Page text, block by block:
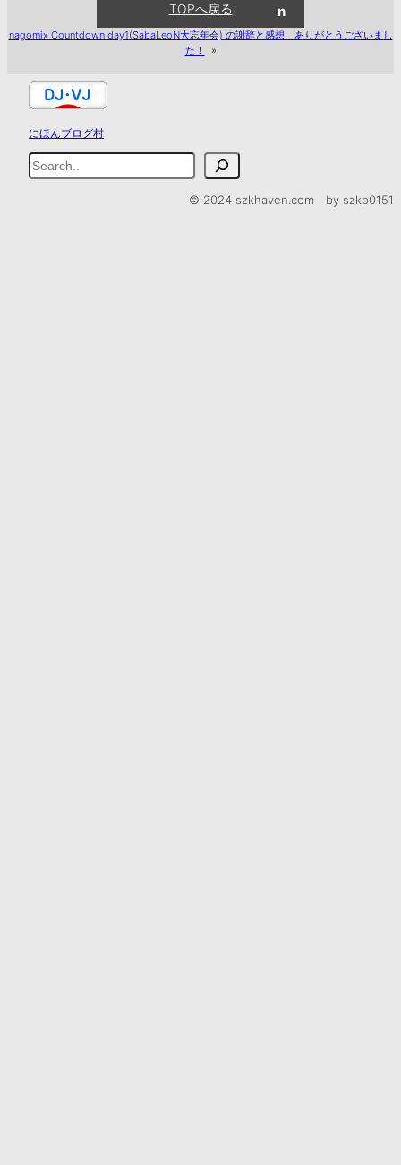
n
TOPへ戻る
nagomix Countdown day1(SabaLeoN大忘年会) の謝辞と感想、ありがとうございまし
た！
»
にほんブログ村
検
索
© 2024 szkhaven.com by szkp0151